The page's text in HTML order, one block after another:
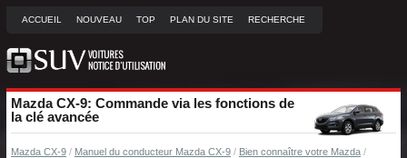
ACCUEIL NOUVEAU TOP PLAN DU SITE RECHERCHE
Mazda CX-9: Commande via les fonctions de
la clé avancée
Mazda CX-9 / Manuel du conducteur Mazda CX-9 / Bien connaître votre Mazda /